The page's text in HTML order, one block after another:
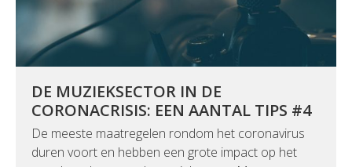
DE MUZIEKSECTOR IN DE
CORONACRISIS: EEN AANTAL TIPS #4
De meeste maatregelen rondom het coronavirus
duren voort en hebben een grote impact op het